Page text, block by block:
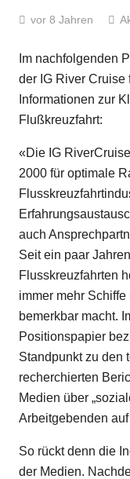
vor 8 Jahren
Im nachfolgenden
der IG River
Informationen zur
Flußkreuzfahrt:
«Die IG
2000 für optimale
auch
Seit ein paar
Flusskreuzfahrten
immer mehr
bemerkbar macht.
Positionspapier
Standpunkt zu den
recherchierten
Medien über
Arbeitgebenden auf
So rückt denn die
der Medien.